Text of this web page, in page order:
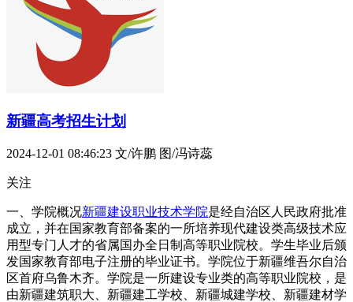
新疆高考招生计划
2024-12-01 08:46:23 文/许鹏 图/冯诗蕊
关注
一、学院概况新疆建设职业技术学院是经自治区人民政府批准
成立，并在国家教育部备案的一所培养现代建设类高级技术应
用型专门人才的省属国办全日制高等职业院校。学生毕业后颁
发国家教育部电子注册的毕业证书。学院位于新疆维吾尔自治
区首府乌鲁木齐。学院是一所建设专业类的高等职业院校，是
由新疆建筑职大、新疆建工学校、新疆城建学校、新疆建材学